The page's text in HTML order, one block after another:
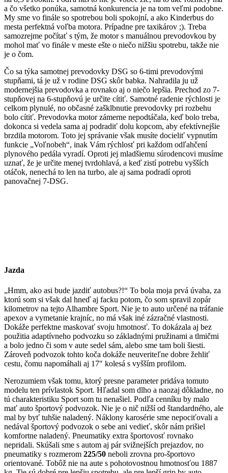
a čo všetko ponúka, samotná konkurencia je na tom veľmi podobne.
My sme vo finále so spotrebou boli spokojní, a ako Kinderbus do
mesta perfektná voľba motora. Prípadne pre taxikárov ;). Treba
samozrejme počítať s tým, že motor s manuálnou prevodovkou by
mohol mať vo finále v meste ešte o niečo nižšiu spotrebu, takže nie
je o čom.
Čo sa týka samotnej prevodovky DSG so 6-timi prevodovými
stupňami, tá je už v rodine DSG skôr babka. Nahradila ju už
modernejšia prevodovka a rovnako aj o niečo lepšia. Prechod zo 7-
stupňovej na 6-stupňovú je určite cítiť. Samotné radenie rýchlosti je
celkom plynulé, no občasné zašklbnutie prevodovky pri rozbehu
bolo cítiť. Prevodovka motor zámerne nepodtáčala, keď bolo treba,
dokonca si vedela sama aj podradiť dolu kopcom, aby efektívnejšie
brzdila motorom. Toto jej správanie však musíte docieliť vypnutím
funkcie „Voľnobeh“, inak Vám rýchlosť pri každom odľahčení
plynového pedála vyradí. Oproti jej mladšiemu súrodencovi musíme
uznať, že je určite menej tvrdohlavá, a keď zistí potrebu vyšších
otáčok, nenechá to len na turbo, ale aj sama podradí oproti
panovačnej 7-DSG.
Jazda
„Hmm, ako asi bude jazdiť autobus?!“ To bola moja prvá úvaha, za
ktorú som si však dal hneď aj facku potom, čo som spravil zopár
kilometrov na tejto Alhambre Sport. Nie je to auto určené na tráfanie
apexov a vymetanie krajníc, no má však iné zázračné vlastnosti.
Dokáže perfektne maskovať svoju hmotnosť. To dokázala aj bez
použitia adaptívneho podvozku so základnými pružinami a tlmičmi
a bolo jedno či som v aute sedel sám, alebo sme tam boli šiesti.
Zároveň podvozok tohto koča dokáže neuveriteľne dobre žehliť
cestu, čomu napomáhali aj 17″ kolesá s vyšším profilom.
Nerozumiem však tomu, ktorý presne parameter pridáva tomuto
modelu ten prívlastok Sport. Hľadal som dlho a naozaj dôkladne, no
tú charakteristiku Sport som tu nenašiel. Podľa cenníku by malo
mať auto športový podvozok. Nie je o nič nižší od štandardného, ale
mal by byť tuhšie naladený. Náklony karosérie sme nepociťovali a
nedával športový podvozok o sebe ani vedieť, skôr nám prišiel
komfortne naladený. Pneumatiky extra športovosť rovnako
nepridali. Skúšali sme s autom aj pár svižnejších prejazdov, no
pneumatiky s rozmerom 225/50 neboli zrovna pro-športovo
orientované. Tobôž nie na aute s pohotovostnou hmotnosťou 1887